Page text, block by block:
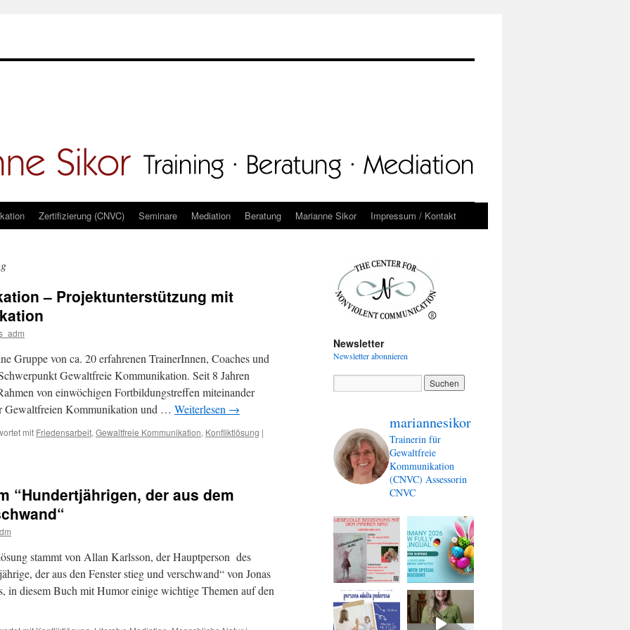
Zertifizierung (CNVC) Seminare Mediation Beratung Marianne Sikor Impressum / Kontakt
– Projektunterstützung mit
Gruppe von ca. 20 erfahrenen TrainerInnen, Coaches und
Gewaltfreie Kommunikation. Seit 8 Jahren
von einwöchigen Fortbildungstreffen miteinander
Gewaltfreien Kommunikation und … Weiterlesen →
mit Friedensarbeit, Gewaltfreie Kommunikation, Konfliktlösung |
“Hundertjährigen, der aus dem
stammt von Allan Karlsson, der Hauptperson des
der aus den Fenster stieg und verschwand“ von Jonas
in diesem Buch mit Humor einige wichtige Themen auf den
Newsletter
Newsletter abonnieren
mariannesikor
Trainerin für
Gewaltfreie
Kommunikation
(CNVC) Assessorin
CNVC